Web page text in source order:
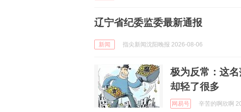
辽宁省纪委监委最新通报
新闻 指尖新闻沈阳晚报 2026-08-06
极为反常：这
却轻了很多
网易号 辛苦的啊欣啊